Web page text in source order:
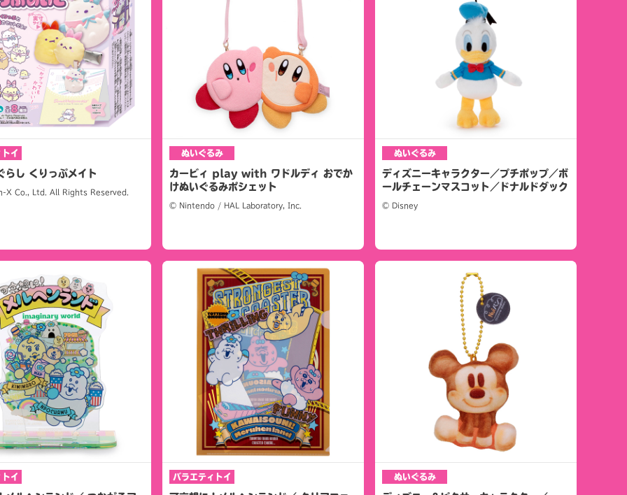
イ
らし くりっぷメイト
X Co., Ltd. All Rights Reserved.
ぬいぐるみ
カービィ play with ワドルディ おでか
けぬいぐるみポシェット
© Nintendo / HAL Laboratory, Inc.
ぬいぐるみ
ディズニーキャラクター／プチポップ／ボ
ールチェーンマスコット／ドナルドダック
© Disney
イ バラエティトイ ぬいぐるみ